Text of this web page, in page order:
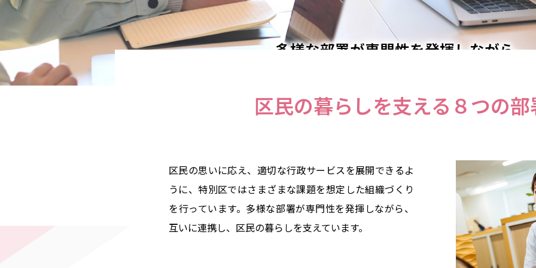
多様な部署が専門性を発揮しながら、
区民の暮らしを支える８つの部
区民の思いに応え、適切な行政サービスを展開できるよ
うに、特別区ではさまざまな課題を想定した組織づくり
を行っています。多様な部署が専門性を発揮しながら、
互いに連携し、区民の暮らしを支えています。